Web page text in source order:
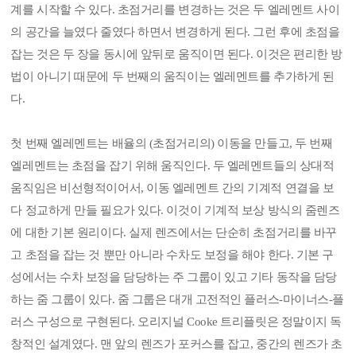
계를 시작할 수 있다. 초점거리를 변경하는 것은 두 엘레멘트 사이
의 공간을 늘였다 줄였다 하면서 변경하게 된다. 그런 후에 초점을
잡는 것은 두 장을 동시에 앞뒤로 움직이면 된다. 이것은 편리한 방
법이 아니기 때문에 두 번째의 움직이는 엘레멘트를 추가하게 된
다.
첫 번째 엘레멘트는 배율의 (초점거리의) 이동을 만들고, 두 번째
엘레멘트는 초점을 잡기 위해 움직인다. 두 엘레멘트들의 상대적
움직임은 비선형적이어서, 이동 엘레멘트 간의 기계적 연결을 보
다 정교하게 만들 필요가 있다. 이것이 기계적 보상 방식의 줌렌즈
에 대한 기본 원리이다. 실제 렌즈에서는 단순히 초점거리를 바꾸
고 초점을 잡는 것 뿐만 아니라 수차도 보정을 해야 한다. 기본 구
성에서는 수차 보정을 담당하는 주 그룹이 있고 기타 동작을 담당
하는 줌 그룹이 있다. 줌 그룹은 대개 고전적인 플러스-마이너스-플
러스 구성으로 구현된다. 오리지널 Cooke 트리플릿은 정말이지 독
창적인 설계였다. 맨 앞의 렌즈가 포커스를 잡고, 중간의 렌즈가 초